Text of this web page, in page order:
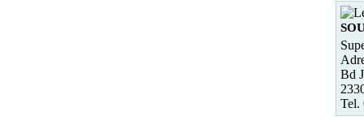
Bd
Tel.